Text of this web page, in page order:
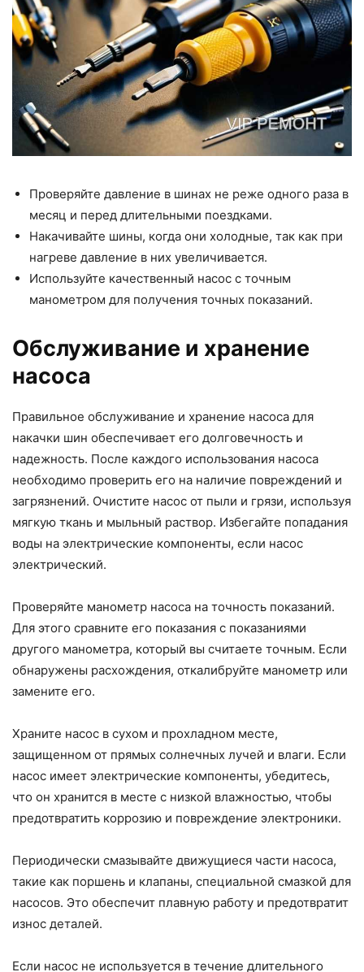
Проверяйте давление в шинах не реже одного раза в
месяц и перед длительными поездками.
Накачивайте шины, когда они холодные, так как при
нагреве давление в них увеличивается.
Используйте качественный насос с точным
манометром для получения точных показаний.
Обслуживание и хранение
насоса
Правильное обслуживание и хранение насоса для
накачки шин обеспечивает его долговечность и
надежность. После каждого использования насоса
необходимо проверить его на наличие повреждений и
загрязнений. Очистите насос от пыли и грязи, используя
мягкую ткань и мыльный раствор. Избегайте попадания
воды на электрические компоненты, если насос
электрический.
Проверяйте манометр насоса на точность показаний.
Для этого сравните его показания с показаниями
другого манометра, который вы считаете точным. Если
обнаружены расхождения, откалибруйте манометр или
замените его.
Храните насос в сухом и прохладном месте,
защищенном от прямых солнечных лучей и влаги. Если
насос имеет электрические компоненты, убедитесь,
что он хранится в месте с низкой влажностью, чтобы
предотвратить коррозию и повреждение электроники.
Периодически смазывайте движущиеся части насоса,
такие как поршень и клапаны, специальной смазкой для
насосов. Это обеспечит плавную работу и предотвратит
износ деталей.
Если насос не используется в течение длительного